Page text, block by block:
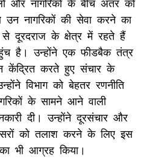
नागरिकों की सेवा करने का
दूरदराज के क्षेत्र में रहते हैं
है। उन्‍होंने एक फीडबैक तंत्र
केंद्रित करते हुए संचार के
विभाग को बेहतर रणनीति
के सामने आने वाली
दी। उन्होंने दूरसंचार और
को तलाश करने के लिए इस
भी आग्रह किया।